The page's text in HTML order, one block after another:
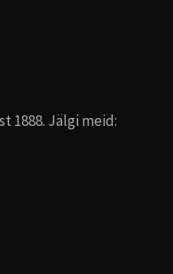
1888. Jälgi meid: